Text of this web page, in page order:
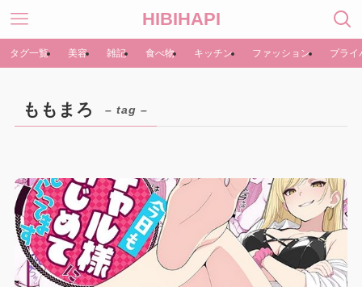
HIBIHAPI
タグ一覧 美容 雑記 食べ物 キッチン ファッション プライ
ももまろ – tag –